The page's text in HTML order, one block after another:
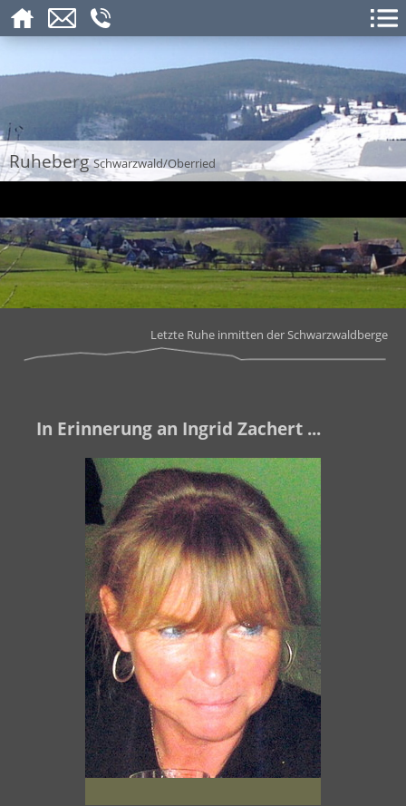
RuhebergSchwarzwald/Oberried
Letzte Ruhe inmitten der Schwarzwaldberge
In Erinnerung an Ingrid Zachert ...